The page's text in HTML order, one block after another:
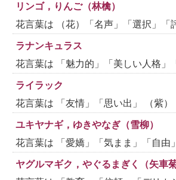
リンゴ，りんご（林檎）
花言葉は （花）「名声」「選択」「
ラナンキュラス
花言葉は 「魅力的」「美しい人格」
ライラック
花言葉は 「友情」「思い出」 （紫
ユキヤナギ，ゆきやなぎ（雪柳）
花言葉は 「愛嬌」「気まま」「自由
ヤグルマギク，やぐるまぎく（矢車菊